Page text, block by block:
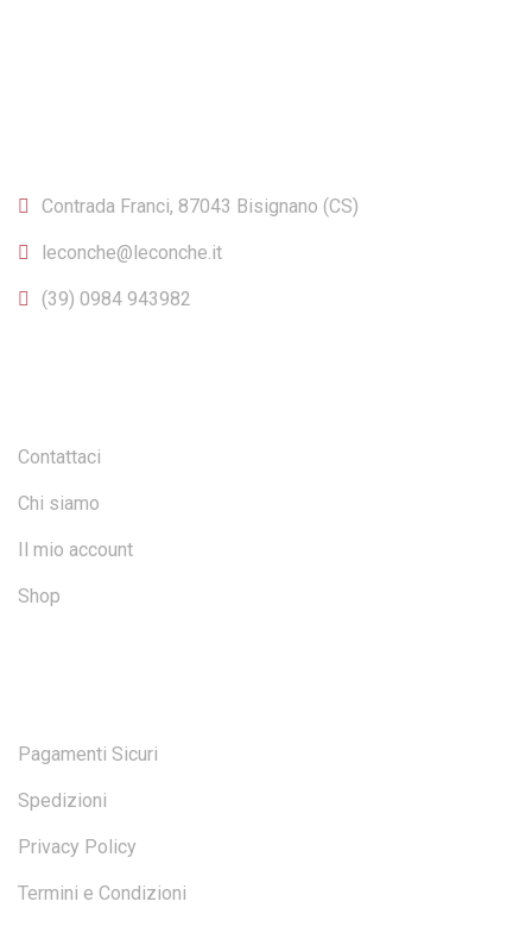
Contrada Franci, 87043 Bisignano (CS)
leconche@leconche.it
(39) 0984 943982
Contattaci
Chi siamo
Il mio account
Shop
Pagamenti Sicuri
Spedizioni
Privacy Policy
Termini e Condizioni